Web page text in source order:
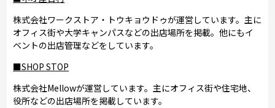
株式会社ワークストア・トウキョウドゥが運営しています。主に
オフィス街や大学キャンパスなどの出店場所を掲載。他にもイ
ベントの出店管理などをしています。
■SHOP STOP
株式会社Mellowが運営しています。主にオフィス街や住宅地、
役所などの出店場所を掲載しています。